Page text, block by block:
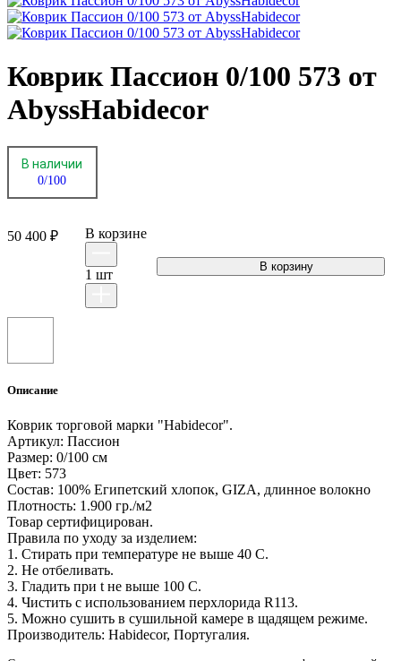
Коврик Пассион 0/100 573 от
AbyssHabidecor
В наличии
0/100
50 400 ₽ В корзинe
1 шт
Описание
Коврик торговой марки "Habidecor".
Артикул: Пассион
Размер: 0/100 см
Цвет: 573
Состав: 100% Египетский хлопок, GIZA, длинное волокно
Плотность: 1.900 гр./м2
Товар сертифицирован.
Правила по уходу за изделием:
1. Стирать при температуре не выше 40 С.
2. Не отбеливать.
3. Гладить при t не выше 100 С.
4. Чистить с использованием перхлорида R113.
5. Можно сушить в сушильной камере в щадящем режиме.
Производитель: Habidecor, Португалия.